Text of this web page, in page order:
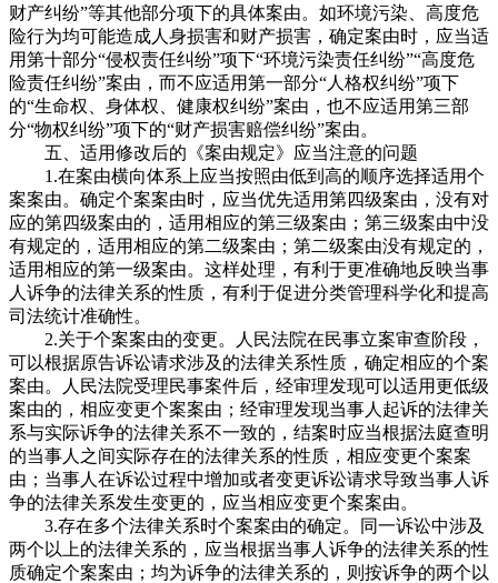
财产纠纷”等其他部分项下的具体案由。如环境污染、高度危
险行为均可能造成人身损害和财产损害，确定案由时，应当适
用第十部分“侵权责任纠纷”项下“环境污染责任纠纷”“高度危
险责任纠纷”案由，而不应适用第一部分“人格权纠纷”项下
的“生命权、身体权、健康权纠纷”案由，也不应适用第三部
分“物权纠纷”项下的“财产损害赔偿纠纷”案由。
五、适用修改后的《案由规定》应当注意的问题
1.在案由横向体系上应当按照由低到高的顺序选择适用个
案案由。确定个案案由时，应当优先适用第四级案由，没有对
应的第四级案由的，适用相应的第三级案由；第三级案由中没
有规定的，适用相应的第二级案由；第二级案由没有规定的，
适用相应的第一级案由。这样处理，有利于更准确地反映当事
人诉争的法律关系的性质，有利于促进分类管理科学化和提高
司法统计准确性。
2.关于个案案由的变更。人民法院在民事立案审查阶段，
可以根据原告诉讼请求涉及的法律关系性质，确定相应的个案
案由。人民法院受理民事案件后，经审理发现可以适用更低级
案由的，相应变更个案案由；经审理发现当事人起诉的法律关
系与实际诉争的法律关系不一致的，结案时应当根据法庭查明
的当事人之间实际存在的法律关系的性质，相应变更个案案
由；当事人在诉讼过程中增加或者变更诉讼请求导致当事人诉
争的法律关系发生变更的，应当相应变更个案案由。
3.存在多个法律关系时个案案由的确定。同一诉讼中涉及
两个以上的法律关系的，应当根据当事人诉争的法律关系的性
质确定个案案由；均为诉争的法律关系的，则按诉争的两个以